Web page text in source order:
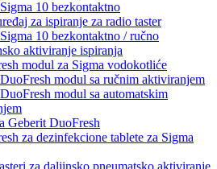
10 bezkontaktno
za ispiranje za radio taster
10 bezkontaktno / ručno
aktiviranje ispiranja
modul za Sigma vodokotliće
modul sa ručnim aktiviranjem
modul sa automatskim
Geberit DuoFresh
za dezinfekcione tablete za Sigma